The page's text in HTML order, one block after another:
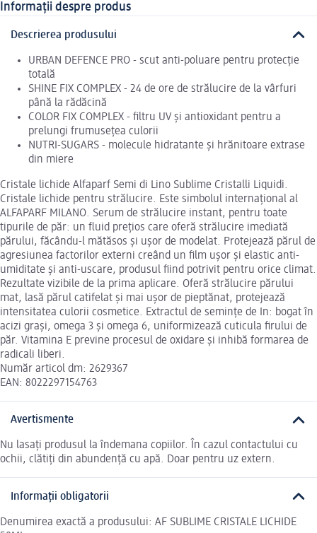
Informații despre produs
Descrierea produsului
URBAN DEFENCE PRO - scut anti-poluare pentru protecție
totală
SHINE FIX COMPLEX - 24 de ore de strălucire de la vârfuri
până la rădăcină
COLOR FIX COMPLEX - filtru UV și antioxidant pentru a
prelungi frumusețea culorii
NUTRI-SUGARS - molecule hidratante și hrănitoare extrase
din miere
Cristale lichide Alfaparf Semi di Lino Sublime Cristalli Liquidi.
Cristale lichide pentru strălucire. Este simbolul internațional al
ALFAPARF MILANO. Serum de strălucire instant, pentru toate
tipurile de păr: un fluid prețios care oferă strălucire imediată
părului, făcându-l mătăsos și ușor de modelat. Protejează părul de
agresiunea factorilor externi creând un film ușor și elastic anti-
umiditate și anti-uscare, produsul fiind potrivit pentru orice climat.
Rezultate vizibile de la prima aplicare. Oferă strălucire părului
mat, lasă părul catifelat și mai ușor de pieptănat, protejează
intensitatea culorii cosmetice. Extractul de semințe de In: bogat în
acizi grași, omega 3 și omega 6, uniformizează cuticula firului de
păr. Vitamina E previne procesul de oxidare și inhibă formarea de
radicali liberi.
Număr articol dm: 2629367
EAN: 8022297154763
Avertismente
Nu lasați produsul la îndemana copiilor. În cazul contactului cu
ochii, clătiți din abundență cu apă. Doar pentru uz extern.
Informații obligatorii
Denumirea exactă a produsului: AF SUBLIME CRISTALE LICHIDE